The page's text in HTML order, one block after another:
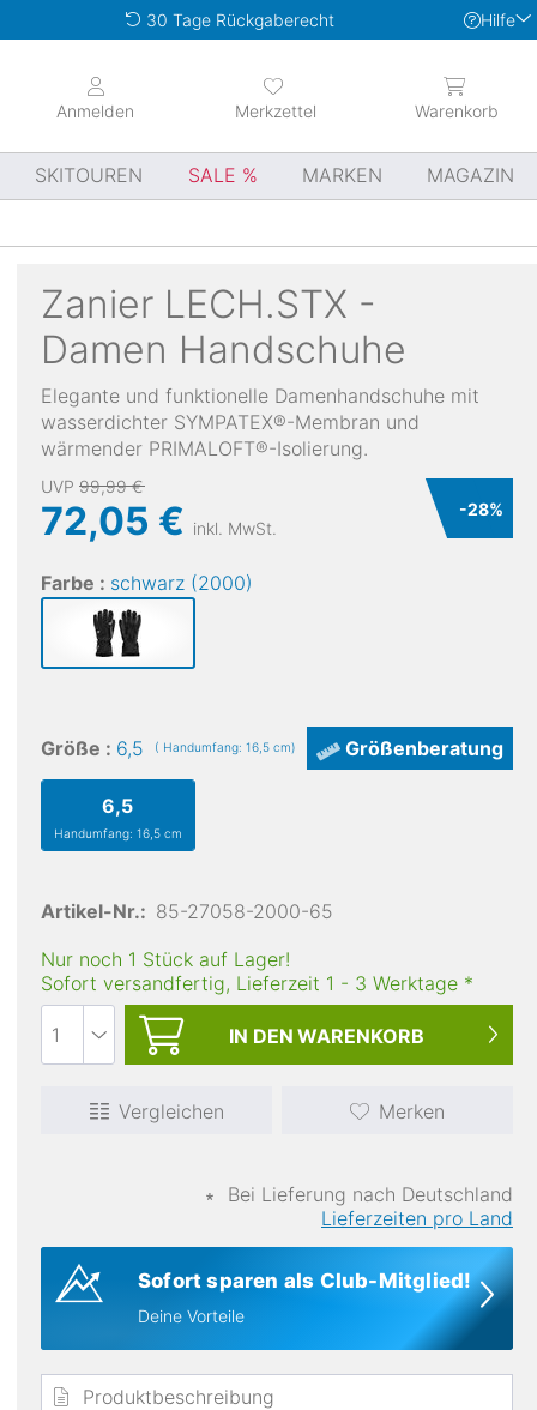
30 Tage Rückgaberecht Hilfe
Merkzettel
Anmelden Warenkorb
SKITOUREN SALE MARKEN MAGAZIN
Zanier LECH.STX -
Damen Handschuhe
Elegante und funktionelle Damenhandschuhe mit
wasserdichter SYMPATEX®-Membran und
wärmender PRIMALOFT®-Isolierung.
UVP 99,99 €
72,05 € inkl. MwSt.
-28%
Farbe : schwarz (2000)
Größe : 6,5 ( Handumfang: 16,5 cm) Größenberatung
6,5
Handumfang: 16,5 cm
Artikel-Nr.: 85-27058-2000-65
Nur noch 1 Stück auf Lager!
Sofort versandfertig, Lieferzeit 1 - 3 Werktage *
IN DEN WARENKORB
Vergleichen Merken
∗
Bei Lieferung nach Deutschland
Lieferzeiten pro Land
Sofort sparen als Club-Mitglied!
Deine Vorteile
Produktbeschreibung
wasserdicht